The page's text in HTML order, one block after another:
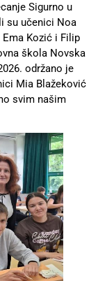
Sigurno u
su učenici Noa
Kozić i Filip
škola Novska
održano je
Mia Blažeković
svim našim